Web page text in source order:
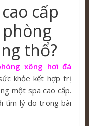
cấp
thổ?
xông hơi đá
khỏe kết hợp trị
một spa cao cấp.
tìm lý do trong bài